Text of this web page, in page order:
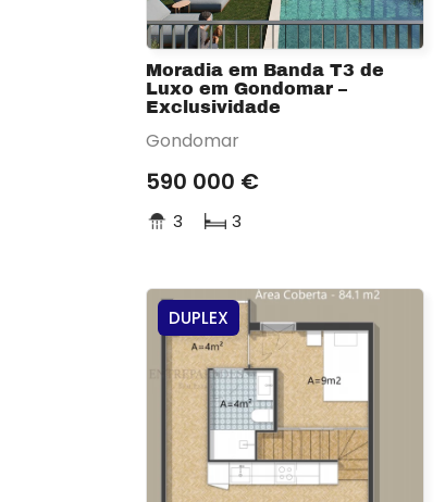
Moradia em Banda T3 de
Luxo em Gondomar –
Exclusividade
Gondomar
590 000 €
3 3
DUPLEX